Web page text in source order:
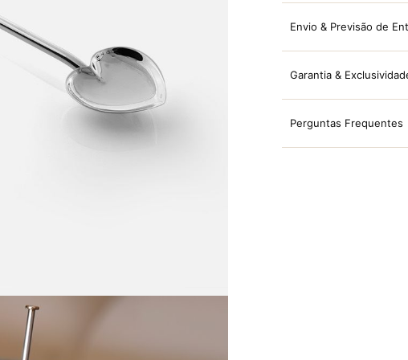
Envio & Previsão de
Garantia &
Perguntas Frequentes